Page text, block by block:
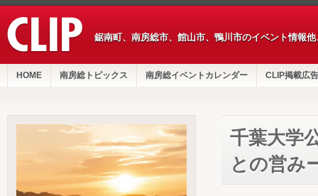
鋸南町、南房総市、館山市、鴨川市のイベント情報
HOME 南房総トピックス 南房総イベントカレンダー CLIP掲載広告
千葉大学
との営み